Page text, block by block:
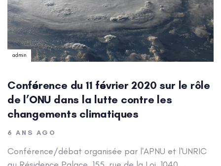
admin
Conférence du 11 février 2020 sur le rôle
de l’ONU dans la lutte contre les
changements climatiques
6 ANS AGO
Conférence/débat organisée par l'APNU et l'UNRIC